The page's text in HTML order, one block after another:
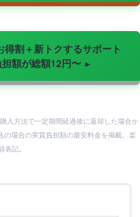
割＋新トクするサポート
額が総額12円〜
入方法で一定期間経過後に返却した場合か
場合の実質負担額の最安料金を掲載。楽
記。